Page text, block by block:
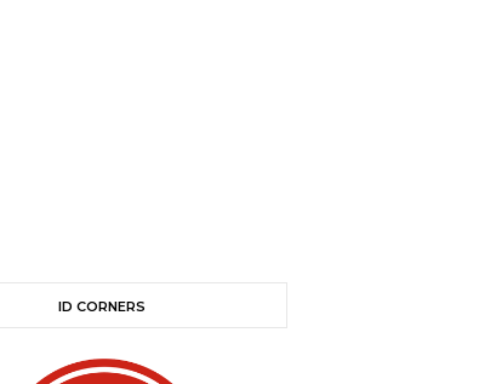
ID CORNERS